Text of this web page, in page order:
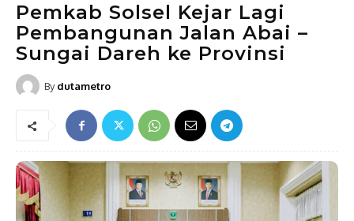
Pemkab Solsel Kejar Lagi
Pembangunan Jalan Abai –
Sungai Dareh ke Provinsi
By dutametro